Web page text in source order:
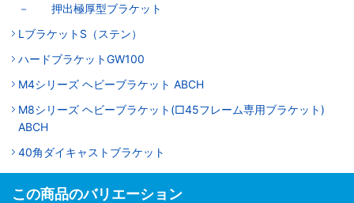
－ 押出極厚型ブラケット
LブラケットS（ステン）
ハードブラケットGW100
M4シリーズ ヘビーブラケット ABCH
M8シリーズ ヘビーブラケット(□45フレーム専用ブラケット)
ABCH
40角ダイキャストブラケット
この商品のバリエーション